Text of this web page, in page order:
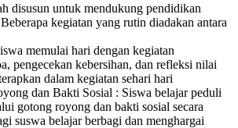
disusun untuk mendukung pendidikan
kegiatan yang rutin diadakan antara
memulai hari dengan kegiatan
pengecekan kebersihan, dan refleksi nilai
dalam kegiatan sehari hari
dan Bakti Sosial : Siswa belajar peduli
gotong royong dan bakti sosial secara
suswa belajar berbagi dan menghargai